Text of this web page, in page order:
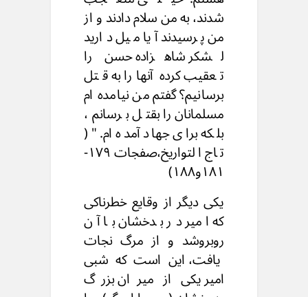
شدند، به من سلام دادند و از
من پرسیدند آیا میل دارید
لشکر شاهزاده حسن را
تعقیب کرده آنهارا به قتل
برسانیم؟ گفتم من نیامده ام
مسلمانان را بقتل برسانم،
بلکه برای جهاد آمده ام." (
تاج التواریخ،صفجات ۱۷۹-
۱۸۱و۱۸۸)
یکی دیگر از وقایع خطرناکی
که امیر در بدخشان با آن
روبروشد و از مرگ نجات
یافت، این است که شبی
امیر یکی از میران بزرگ